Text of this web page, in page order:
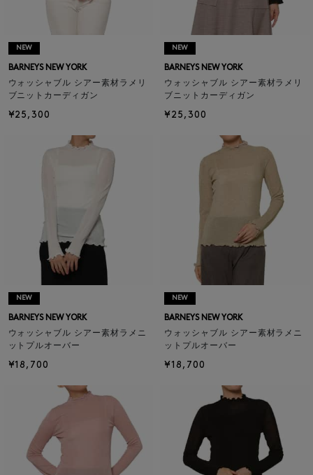
NEW
BARNEYS NEW YORK
ウォッシャブル シアー素材ラメリ
ブニットカーディガン
¥25,300
NEW
BARNEYS NEW YORK
ウォッシャブル シアー素材ラメリ
ブニットカーディガン
¥25,300
NEW
BARNEYS NEW YORK
ウォッシャブル シアー素材ラメニ
ットプルオーバー
¥18,700
NEW
BARNEYS NEW YORK
ウォッシャブル シアー素材ラメニ
ットプルオーバー
¥18,700